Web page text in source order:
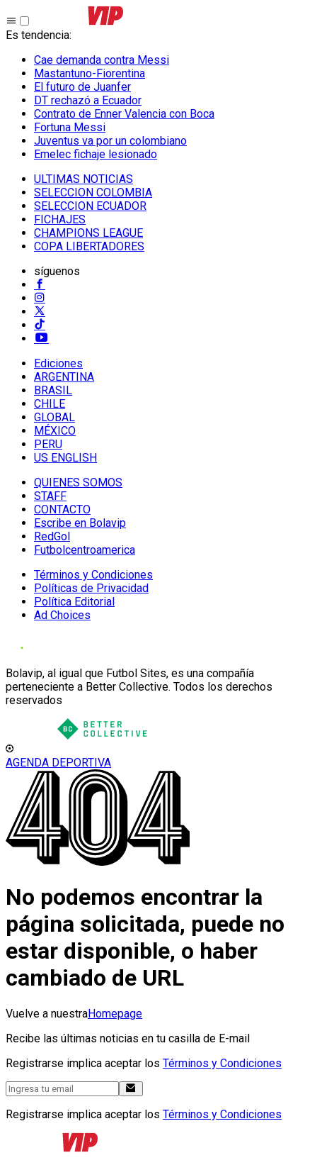
Es tendencia:
Cae demanda contra Messi
Mastantuno-Fiorentina
El futuro de Juanfer
DT rechazó a Ecuador
Contrato de Enner Valencia con Boca
Fortuna Messi
Juventus va por un colombiano
Emelec fichaje lesionado
ULTIMAS NOTICIAS
SELECCION COLOMBIA
SELECCION ECUADOR
FICHAJES
CHAMPIONS LEAGUE
COPA LIBERTADORES
síguenos
Ediciones
ARGENTINA
BRASIL
CHILE
GLOBAL
MÉXICO
PERU
US ENGLISH
QUIENES SOMOS
STAFF
CONTACTO
Escribe en Bolavip
RedGol
Futbolcentroamerica
Términos y Condiciones
Políticas de Privacidad
Política Editorial
Ad Choices
Bolavip, al igual que Futbol Sites, es una compañía
perteneciente a Better Collective. Todos los derechos
reservados
AGENDA DEPORTIVA
No podemos encontrar la
página solicitada, puede no
estar disponible, o haber
cambiado de URL
Vuelve a nuestraHomepage
Recibe las últimas noticias en tu casilla de E-mail
Registrarse implica aceptar los Términos y Condiciones
Registrarse implica aceptar los Términos y Condiciones